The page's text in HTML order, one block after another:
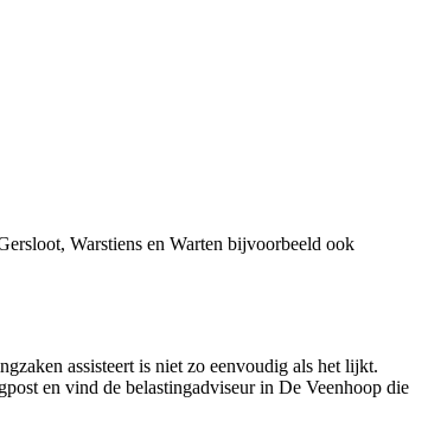
Warstiens en Warten bijvoorbeeld ook
assisteert is niet zo eenvoudig als het lijkt.
en vind de belastingadviseur in De Veenhoop die